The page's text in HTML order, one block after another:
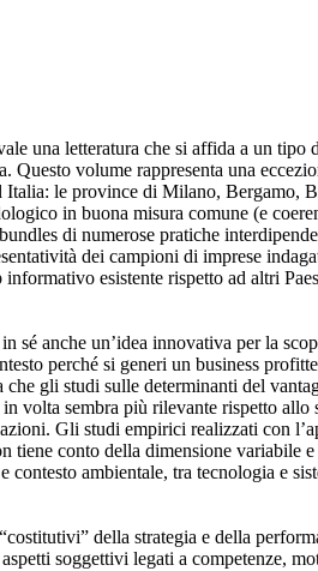
una letteratura che si affida a un tipo
Questo volume rappresenta una
le province di Milano, Bergamo,
in buona misura comune (e
di numerose pratiche
dei campioni di imprese
esistente rispetto ad altri
anche un’idea innovativa per la
perché si generi un business
gli studi sulle determinanti del
volta sembra più rilevante rispetto
Gli studi empirici realizzati con
conto della dimensione variabile
ambientale, tra tecnologia e
della strategia e della
soggettivi legati a competenze,